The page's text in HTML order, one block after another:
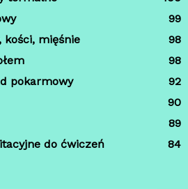
99
kości, mięśnie
98
98
pokarmowy
92
90
89
do ćwiczeń
84